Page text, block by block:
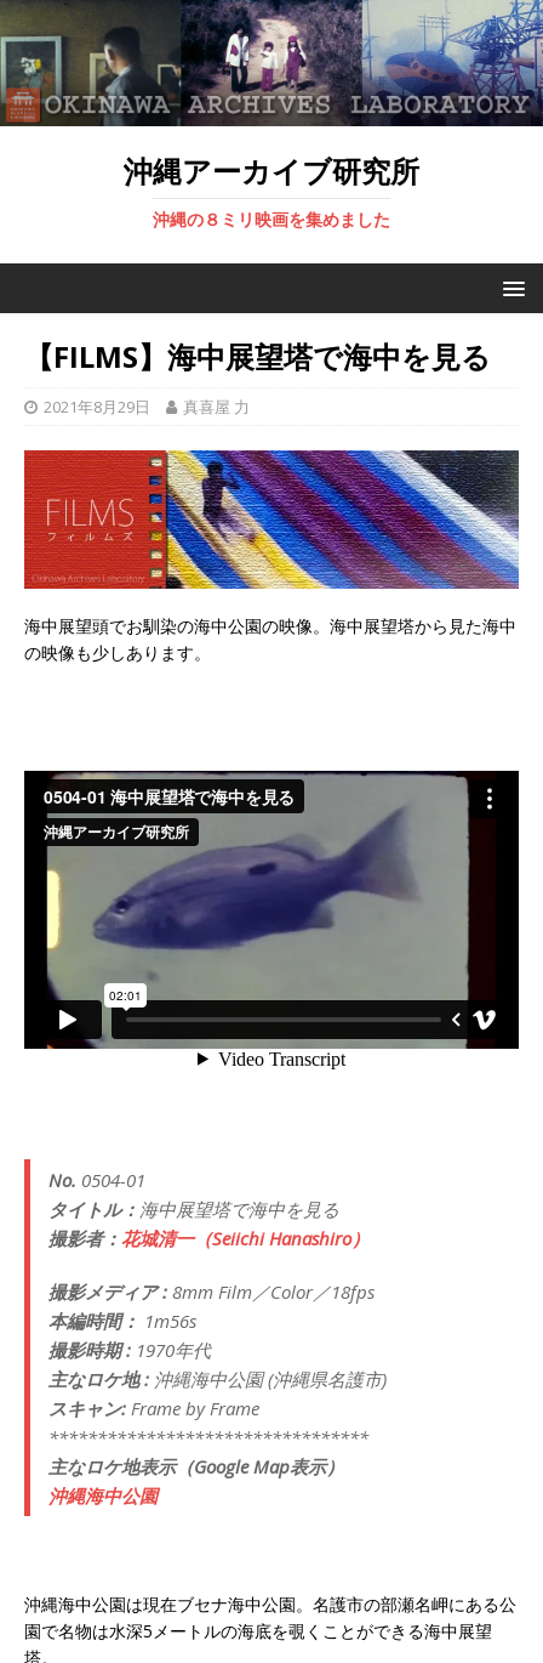
沖縄アーカイブ研究所
沖縄の８ミリ映画を集めました
【FILMS】海中展望塔で海中を見る
2021年8月29日 真喜屋 力
海中展望頭でお馴染の海中公園の映像。海中展望塔から見た海中
の映像も少しあります。
No. 0504-01
タイトル： 海中展望塔で海中を見る
撮影者： 花城清一（Seiichi Hanashiro）
撮影メディア : 8mm Film／Color／18fps
本編時間： 1m56s
撮影時期 : 1970年代
主なロケ地 : 沖縄海中公園 (沖縄県名護市)
スキャン: Frame by Frame
*********************************
主なロケ地表示（Google Map表示）
沖縄海中公園
沖縄海中公園は現在ブセナ海中公園。名護市の部瀬名岬にある公
園で名物は水深5メートルの海底を覗くことができる海中展望
塔。